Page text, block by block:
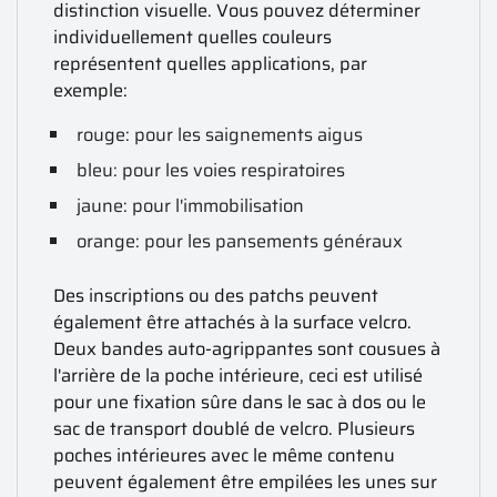
distinction visuelle. Vous pouvez déterminer
individuellement quelles couleurs
représentent quelles applications, par
exemple:
rouge: pour les saignements aigus
bleu: pour les voies respiratoires
jaune: pour l'immobilisation
orange: pour les pansements généraux
Des inscriptions ou des patchs peuvent
également être attachés à la surface velcro.
Deux bandes auto-agrippantes sont cousues à
l'arrière de la poche intérieure, ceci est utilisé
pour une fixation sûre dans le sac à dos ou le
sac de transport doublé de velcro. Plusieurs
poches intérieures avec le même contenu
peuvent également être empilées les unes sur